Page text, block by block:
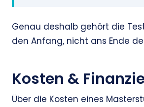
Genau deshalb gehört die
den Anfang, nicht ans Ende
Kosten &
Über die Kosten eines